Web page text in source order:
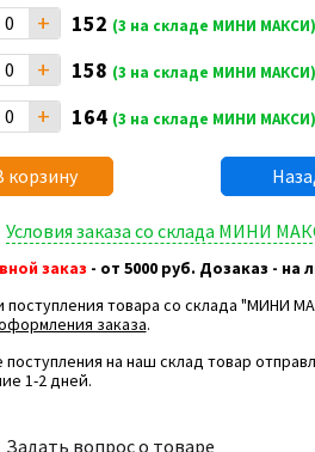
+ 152 (3 на складе МИНИ МАКСИ)
+ 158 (3 на складе МИНИ МАКСИ)
+ 164 (3 на складе МИНИ МАКСИ)
корзину
Условия заказа со склада МИНИ
заказ - от 5000 руб. Дозаказ - на
поступления товара со склада "МИНИ
заказа.
поступления на наш склад товар
1-2 дней.
Задать вопрос о товаре